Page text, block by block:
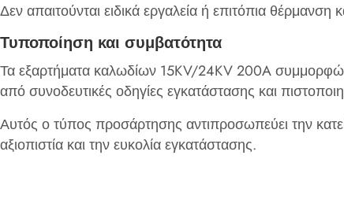
Δεν απαιτούνται ειδικά εργαλεία ή επιτόπια
Τυποποίηση και συμβατότητα
Τα εξαρτήματα καλωδίων 15KV/24KV 200A
από συνοδευτικές οδηγίες εγκατάστασης και
Αυτός ο τύπος προσάρτησης αντιπροσωπεύει την
αξιοπιστία και την ευκολία εγκατάστασης.